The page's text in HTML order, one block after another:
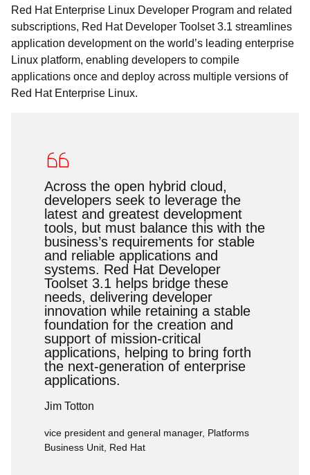
Red Hat Enterprise Linux Developer Program and related
subscriptions, Red Hat Developer Toolset 3.1 streamlines
application development on the world’s leading enterprise
Linux platform, enabling developers to compile
applications once and deploy across multiple versions of
Red Hat Enterprise Linux.
Across the open hybrid cloud,
developers seek to leverage the
latest and greatest development
tools, but must balance this with the
business’s requirements for stable
and reliable applications and
systems. Red Hat Developer
Toolset 3.1 helps bridge these
needs, delivering developer
innovation while retaining a stable
foundation for the creation and
support of mission-critical
applications, helping to bring forth
the next-generation of enterprise
applications.
Jim Totton
vice president and general manager, Platforms
Business Unit, Red Hat